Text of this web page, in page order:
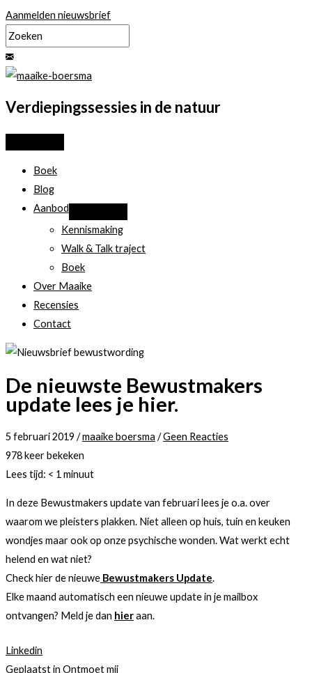
Ga
naar
de
inhoud
Aanmelden nieuwsbrief
Verdiepingssessies in de natuur
Boek
Blog
Aanbod
Kennismaking
Walk & Talk traject
Boek
Over Maaike
Recensies
Contact
De nieuwste Bewustmakers
update lees je hier.
5 februari 2019 /maaike boersma /Geen Reacties
978 keer bekeken
Lees tijd: < 1 minuut
In deze Bewustmakers update van februari lees je o.a. over
waarom we pleisters plakken. Niet alleen op huis, tuin en keuken
wondjes maar ook op onze psychische wonden. Wat werkt echt
helend en wat niet?
Check hier de nieuwe Bewustmakers Update.
Elke maand automatisch een nieuwe update in je mailbox
ontvangen? Meld je dan hieraan.
Linkedin
Geplaatst in Ontmoet mij